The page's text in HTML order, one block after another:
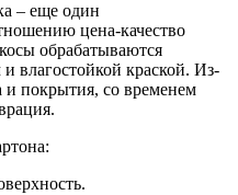
– еще один
цена-качество
обрабатываются
влагостойкой краской. Из-
и покрытия, со временем